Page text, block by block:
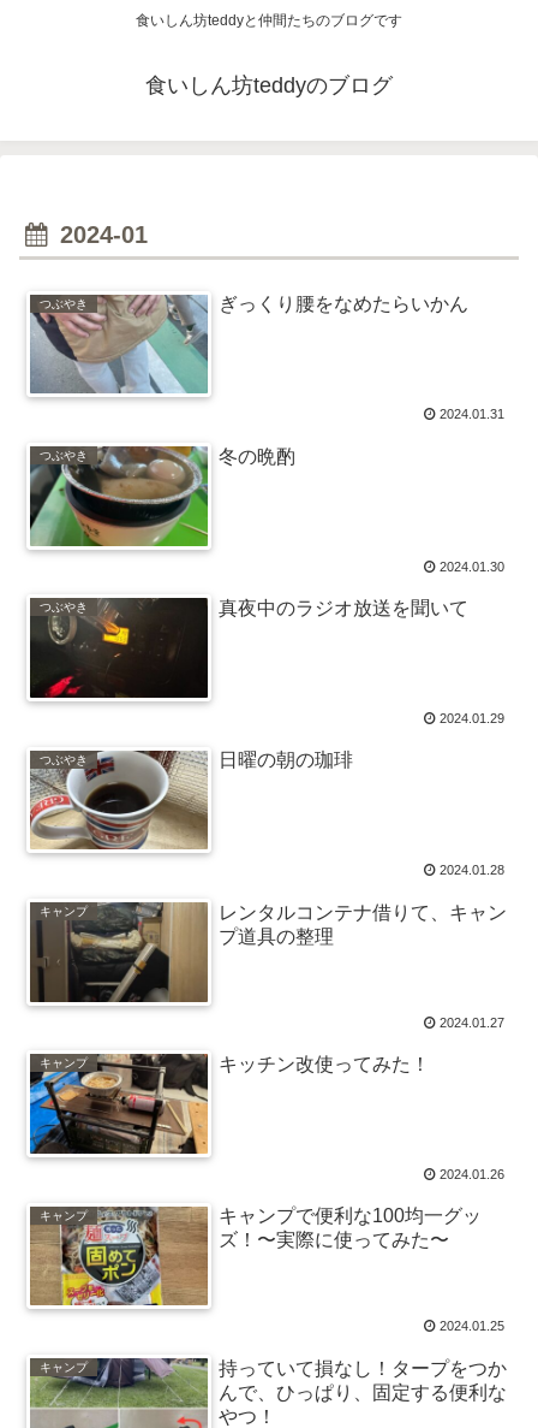
食いしん坊teddyと仲間たちのブログです
食いしん坊teddyのブログ
2024-01
つぶやき ぎっくり腰をなめたらいかん
2024.01.31
つぶやき 冬の晩酌
2024.01.30
つぶやき 真夜中のラジオ放送を聞いて
2024.01.29
つぶやき 日曜の朝の珈琲
2024.01.28
キャンプ
レンタルコンテナ借りて、キャン
プ道具の整理
2024.01.27
キャンプ キッチン改使ってみた！
2024.01.26
キャンプ
キャンプで便利な100均一グッ
ズ！〜実際に使ってみた〜
2024.01.25
キャンプ
持っていて損なし！タープをつか
んで、ひっぱり、固定する便利な
やつ！